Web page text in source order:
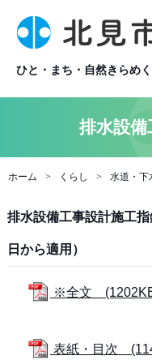
ひと・まち・自然きらめ
排水設備
ホーム くらし 水道・下
排水設備工事設計施工
日から適用）
※全文
表紙・目次